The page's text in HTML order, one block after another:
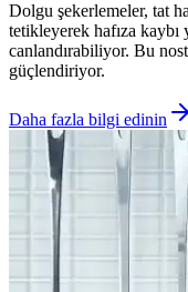
Dolgu şekerlemeler, tat
tetikleyerek hafıza kaybı
canlandırabiliyor. Bu
güçlendiriyor.
Daha fazla bilgi edinin